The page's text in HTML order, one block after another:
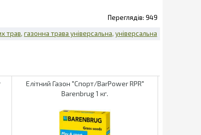
949
трав газонна трава універсальна універсальна
Елітний Газон "Спорт/BarPower RPR"
Barenbrug 1 кг.